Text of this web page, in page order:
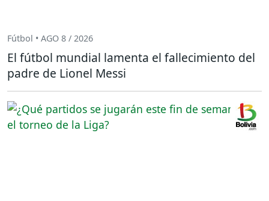
Fútbol • AGO 8 / 2026
El fútbol mundial lamenta el fallecimiento del
padre de Lionel Messi